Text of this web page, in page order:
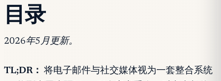
目录
2026年5月更新。
TL;DR： 将电子邮件与社交媒体视为一套整合系统